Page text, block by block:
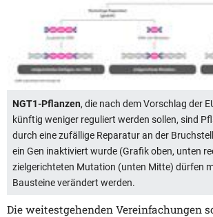
NGT1-Pflanzen, die nach dem Vorschlag der
künftig weniger reguliert werden sollen, sind
durch eine zufällige Reparatur an der
ein Gen inaktiviert wurde (Grafik oben, unten
zielgerichteten Mutation (unten Mitte) dürfen
Bausteine verändert werden.
Die weitestgehenden Vereinfachungen